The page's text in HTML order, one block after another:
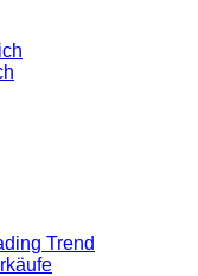
Trend